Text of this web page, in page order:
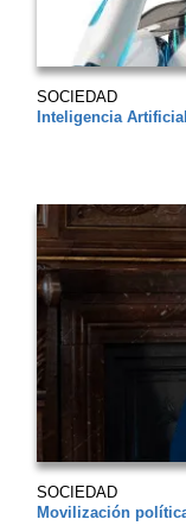
SOCIEDAD
Inteligencia
SOCIEDAD
Movilización